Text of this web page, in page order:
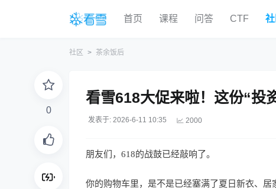
首页 课程 问答 CTF
社区 茶余饭后
0
看雪618大促来啦！这份“投
发表于: 2026-6-11 10:35 2000
朋友们，618的战鼓已经敲响了。
你的购物车里，是不是已经塞满了夏日新衣、居